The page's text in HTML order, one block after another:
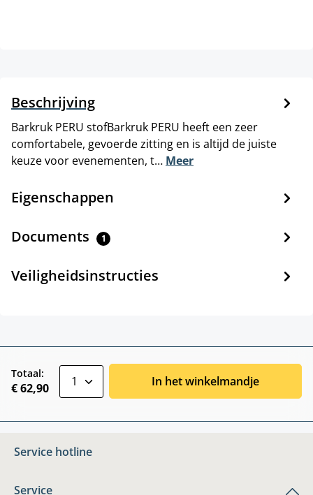
Beschrijving
Barkruk PERU stofBarkruk PERU heeft een zeer
comfortabele, gevoerde zitting en is altijd de juiste
keuze voor evenementen, t… Meer
Eigenschappen
Documents 1
Veiligheidsinstructies
Totaal:
€ 62,90 In het winkelmandje
Service hotline
Service